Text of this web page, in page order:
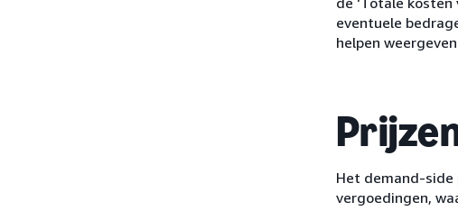
eventuele
helpen
Het demand-side
vergoedingen,